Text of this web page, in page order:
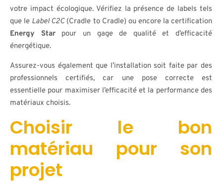
votre impact écologique. Vérifiez la présence de labels tels
que le Label C2C(Cradle to Cradle) ou encore la certification
Energy Starpour un gage de qualité et d’efficacité
énergétique.
Assurez-vous également que l’installation soit faite par des
professionnels certifiés, car une pose correcte est
essentielle pour maximiser l’efficacité et la performance des
matériaux choisis.
Choisir le bon
matériau pour son
projet